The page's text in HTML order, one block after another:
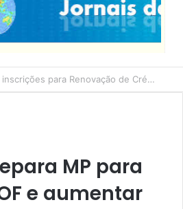
Lucas Ribeiro inspeciona obras da última etapa do Centro de Convenções
MP para
e aumentar